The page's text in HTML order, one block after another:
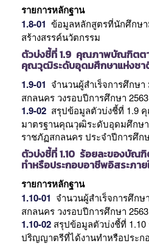
รายการหลักฐาน
1.8-01 ข้อมูลหลักสูตรที่นักศึกษา
สร้างสรรค์นวัตกรรม
ตัวบ่งชี้ที่ 1.9 คุณภาพบัณฑิตต
คุณวุฒิระดับอุดมศึกษาแห่งชา
1.9-01 จำนวนผู้สำเร็จการศึกษ
สกลนคร วงรอบปีการศึกษา 2563
1.9-02 สรุปข้อมูลตัวบ่งชี้ที่ 1.9
มาตรฐานคุณวุฒิระดับอุดมศึกษ
ราชภัฏสกลนคร ประจำปีการศึก
ตัวบ่งชี้ที่ 1.10 ร้อยละของบั
ทำหรือประกอบอาชีพอิสระภาย
รายการหลักฐาน
1.10-01 จำนวนผู้สำเร็จการศึก
สกลนคร วงรอบปีการศึกษา 2563
1.10-02 สรุปข้อมูลตัวบ่งชี้ที่
ปริญญาตรีที่ได้งานทำหรือประก